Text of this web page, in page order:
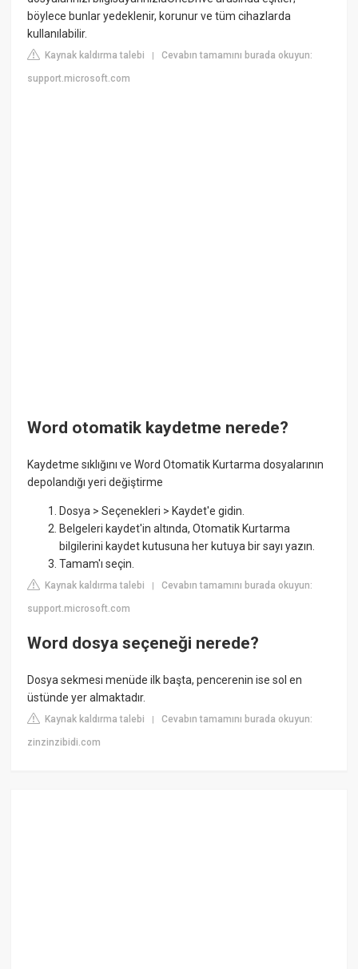
böylece bunlar yedeklenir, korunur ve tüm cihazlarda
kullanılabilir.
Kaynak kaldırma talebi |Cevabın tamamını burada okuyun:
support.microsoft.com
Word otomatik kaydetme nerede?
Kaydetme sıklığını ve Word Otomatik Kurtarma dosyalarının
depolandığı yeri değiştirme
Dosya > Seçenekleri > Kaydet'e gidin.
Belgeleri kaydet'in altında, Otomatik Kurtarma
bilgilerini kaydet kutusuna her kutuya bir sayı yazın.
Tamam'ı seçin.
Kaynak kaldırma talebi |Cevabın tamamını burada okuyun:
support.microsoft.com
Word dosya seçeneği nerede?
Dosya sekmesi menüde ilk başta, pencerenin ise sol en
üstünde yer almaktadır.
Kaynak kaldırma talebi |Cevabın tamamını burada okuyun:
zinzinzibidi.com